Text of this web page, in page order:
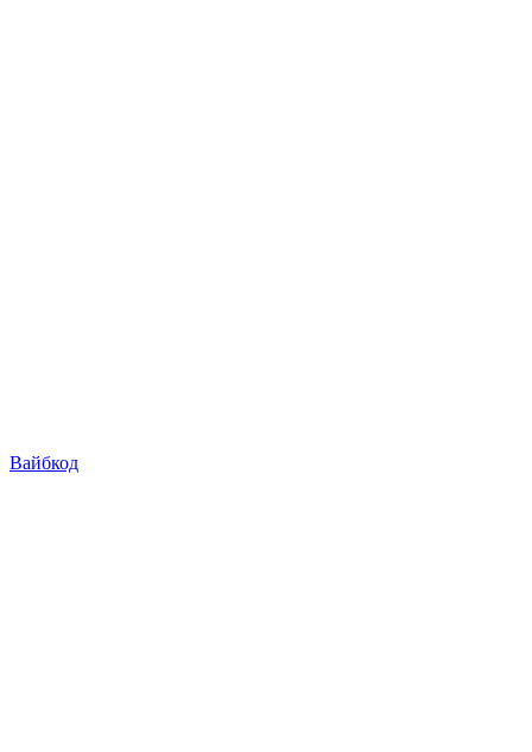
Вайбкод